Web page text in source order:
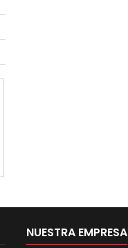
NUESTRA EMPRESA